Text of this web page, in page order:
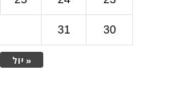
« יול
30
31